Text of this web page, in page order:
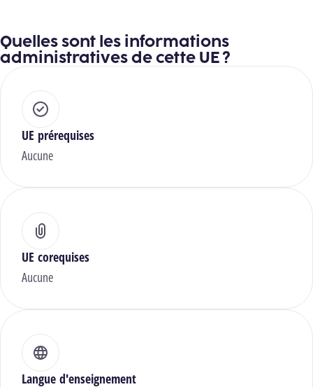
Quelles sont les informations
administratives de cette UE ?
UE prérequises
Aucune
UE corequises
Aucune
Langue d'enseignement